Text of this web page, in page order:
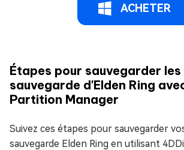
ACHETER
Étapes pour sauvegarder
sauvegarde d'Elden Ring
Partition Manager
Suivez ces étapes pour sauvegarder
sauvegarde Elden Ring en utilisant